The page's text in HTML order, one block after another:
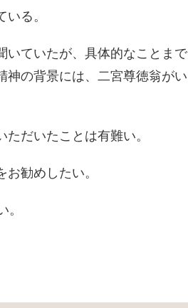
る。
いていたが、具体的なことまで
神の背景には、二宮尊徳翁がい
だいたことは有難い。
勧めしたい。
。